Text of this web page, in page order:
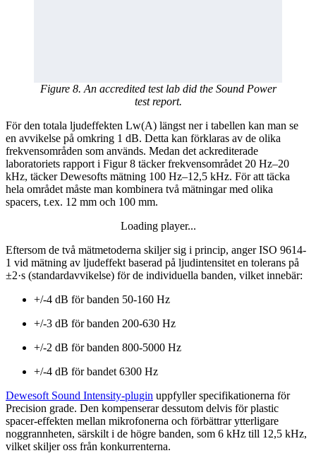
Figure 8. An accredited test lab did the Sound Power
test report.
För den totala ljudeffekten Lw(A) längst ner i tabellen kan man se
en avvikelse på omkring 1 dB. Detta kan förklaras av de olika
frekvensområden som används. Medan det ackrediterade
laboratoriets rapport i Figur 8 täcker frekvensområdet 20 Hz–20
kHz, täcker Dewesofts mätning 100 Hz–12,5 kHz. För att täcka
hela området måste man kombinera två mätningar med olika
spacers, t.ex. 12 mm och 100 mm.
Loading player...
Eftersom de två mätmetoderna skiljer sig i princip, anger ISO 9614-
1 vid mätning av ljudeffekt baserad på ljudintensitet en tolerans på
±2·s (standardavvikelse) för de individuella banden, vilket innebär:
+/-4 dB för banden 50-160 Hz
+/-3 dB för banden 200-630 Hz
+/-2 dB för banden 800-5000 Hz
+/-4 dB för bandet 6300 Hz
Dewesoft Sound Intensity-plugin uppfyller specifikationerna för
Precision grade. Den kompenserar dessutom delvis för plastic
spacer-effekten mellan mikrofonerna och förbättrar ytterligare
noggrannheten, särskilt i de högre banden, som 6 kHz till 12,5 kHz,
vilket skiljer oss från konkurrenterna.